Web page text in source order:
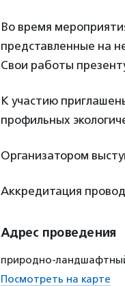
Во время
представленные на
Свои работы
К участию
профильных
Организатором
Аккредитация
Адрес проведения
природно-
Посмотреть на карте